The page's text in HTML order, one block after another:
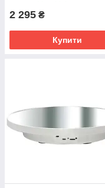
2 295 ₴
Купити